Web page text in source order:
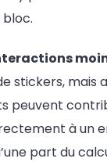
bloc.
stickers,
peuvent
à un
part du